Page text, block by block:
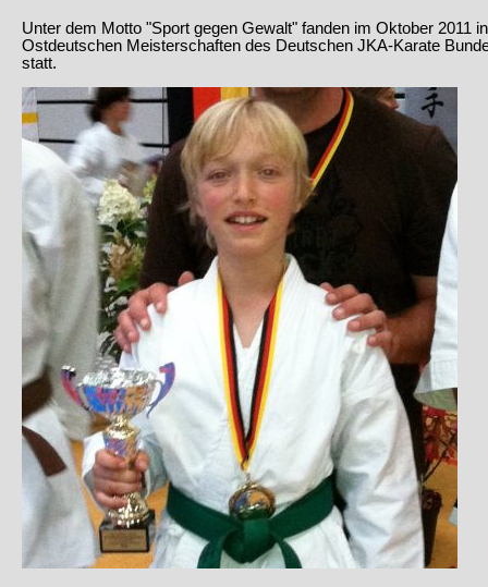
Unter dem Motto "Sport gegen Gewalt" fanden im Oktober 2011
Ostdeutschen Meisterschaften des Deutschen JKA-Karate
statt.